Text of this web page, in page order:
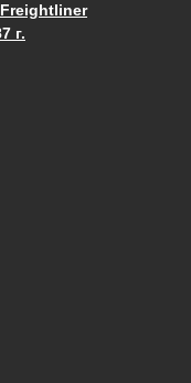
навигация
г.